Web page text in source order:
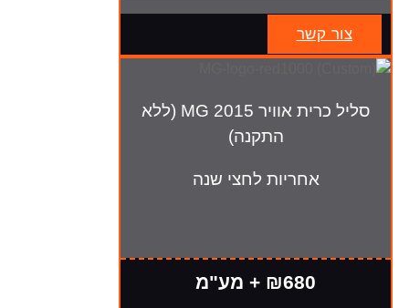
צור קשר
סליל כרית אוויר MG 2015 (ללא
התקנה)
אחריות לחצי שנה
₪680 + מע"מ